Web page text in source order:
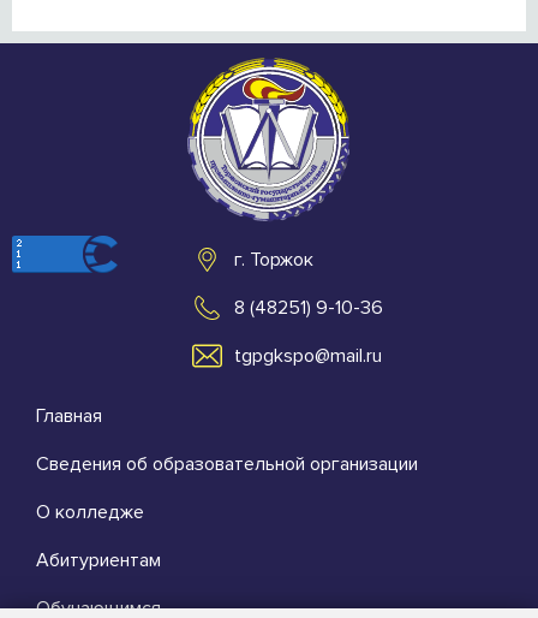
г. Торжок
8 (48251) 9-10-36
tgpgkspo@mail.ru
Главная
Сведения об образовательной организации
О колледже
Абитуриентам
Обучающимся